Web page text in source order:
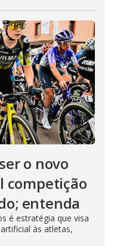
o novo
competição
entenda
é estratégia que visa
às atletas,